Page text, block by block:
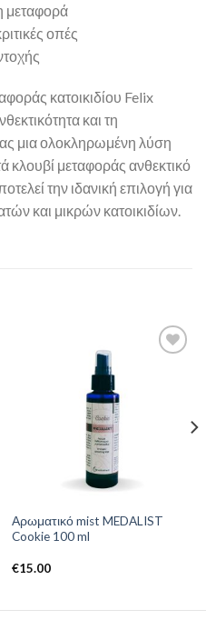
μεταφορά
οπές
κατοικιδίου Felix
και τη
μια ολοκληρωμένη λύση
κλουβί μεταφοράς ανθεκτικό
την ιδανική επιλογή για
και μικρών κατοικιδίων.
Αρωματικό mist MEDALIST
Cookie 100 ml
€15.00